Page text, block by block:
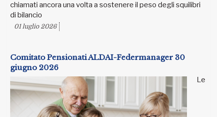
chiamati ancora una volta a sostenere il peso degli squilibri
di bilancio
01 luglio 2026
Comitato Pensionati ALDAI-Federmanager 30
giugno 2026
Le